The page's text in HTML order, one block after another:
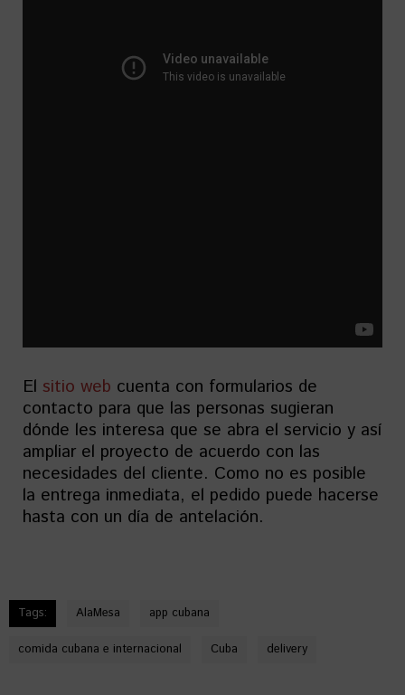
El sitio web cuenta con formularios de
contacto para que las personas sugieran
dónde les interesa que se abra el servicio y así
ampliar el proyecto de acuerdo con las
necesidades del cliente. Como no es posible
la entrega inmediata, el pedido puede hacerse
hasta con un día de antelación.
Tags: AlaMesa app cubana
comida cubana e internacional Cuba delivery